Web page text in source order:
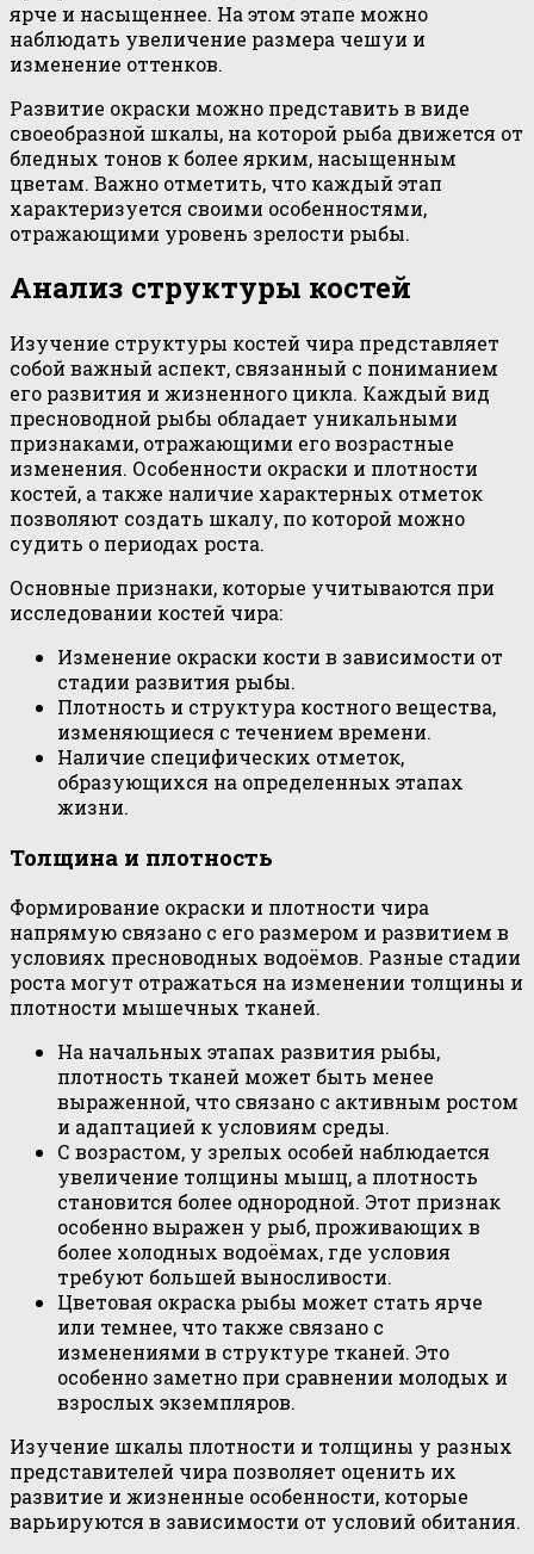
ярче и насыщеннее. На этом этапе можно
наблюдать увеличение размера чешуи и
изменение оттенков.
Развитие окраски можно представить в виде
своеобразной шкалы, на которой рыба движется от
бледных тонов к более ярким, насыщенным
цветам. Важно отметить, что каждый этап
характеризуется своими особенностями,
отражающими уровень зрелости рыбы.
Анализ структуры костей
Изучение структуры костей чира представляет
собой важный аспект, связанный с пониманием
его развития и жизненного цикла. Каждый вид
пресноводной рыбы обладает уникальными
признаками, отражающими его возрастные
изменения. Особенности окраски и плотности
костей, а также наличие характерных отметок
позволяют создать шкалу, по которой можно
судить о периодах роста.
Основные признаки, которые учитываются при
исследовании костей чира:
Изменение окраски кости в зависимости от
стадии развития рыбы.
Плотность и структура костного вещества,
изменяющиеся с течением времени.
Наличие специфических отметок,
образующихся на определенных этапах
жизни.
Толщина и плотность
Формирование окраски и плотности чира
напрямую связано с его размером и развитием в
условиях пресноводных водоёмов. Разные стадии
роста могут отражаться на изменении толщины и
плотности мышечных тканей.
На начальных этапах развития рыбы,
плотность тканей может быть менее
выраженной, что связано с активным ростом
и адаптацией к условиям среды.
С возрастом, у зрелых особей наблюдается
увеличение толщины мышц, а плотность
становится более однородной. Этот признак
особенно выражен у рыб, проживающих в
более холодных водоёмах, где условия
требуют большей выносливости.
Цветовая окраска рыбы может стать ярче
или темнее, что также связано с
изменениями в структуре тканей. Это
особенно заметно при сравнении молодых и
взрослых экземпляров.
Изучение шкалы плотности и толщины у разных
представителей чира позволяет оценить их
развитие и жизненные особенности, которые
варьируются в зависимости от условий обитания.